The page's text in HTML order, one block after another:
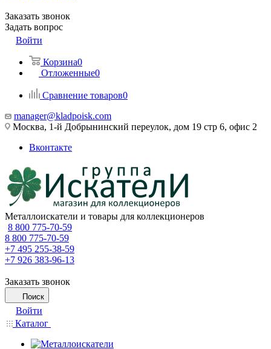
Заказать звонок
Задать вопрос
Войти
Корзина0
Отложенные0
Сравнение товаров0
manager@kladpoisk.com
Москва, 1-й Добрынинский переулок, дом 19 стр 6, офис 2
Вконтакте
Металлоискатели и товары для коллекционеров
8 800 775-70-59
8 800 775-70-59
+7 495 255-38-59
+7 926 383-96-13
Заказать звонок
Поиск
Войти
Каталог